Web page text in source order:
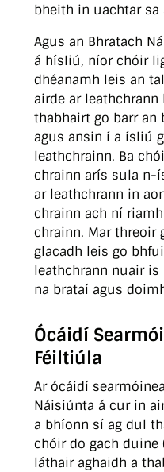
bheith in uachtar sa
Agus an Bhratach
á hísliú, níor chóir
dhéanamh leis an
airde ar leathchrann
thabhairt go barr an
agus ansin í a ísliú
leathchrainn. Ba
chrainn arís sula n-
ar leathchrann in
chrainn ach ní
chrainn. Mar threoir
glacadh leis go
leathchrann nuair
na brataí agus
Ócáidí
Féiltiúla
Ar ócáidí
Náisiúnta á cur in
a bhíonn sí ag dul
chóir do gach
láthair aghaidh a